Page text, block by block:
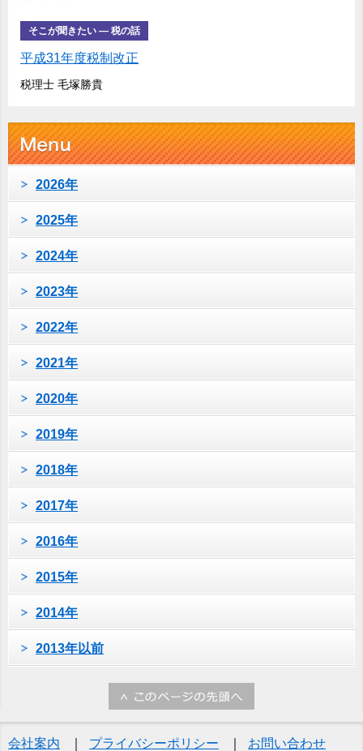
そこが聞きたい ― 税の話
平成31年度税制改正
税理士 毛塚勝貴
2026年
2025年
2024年
2023年
2022年
2021年
2020年
2019年
2018年
2017年
2016年
2015年
2014年
2013年以前
会社案内 プライバシーポリシー お問い合わせ